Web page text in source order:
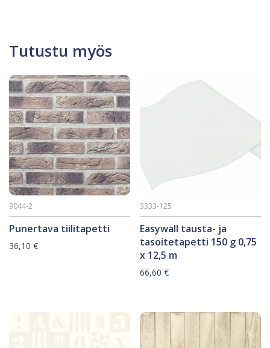
Tutustu myös
Punertava tiilitapetti
9044-2
36,10 €
Easywall tausta- ja
tasoitetapetti 150 g 0,75
x 12,5 m
3333-125
66,60€